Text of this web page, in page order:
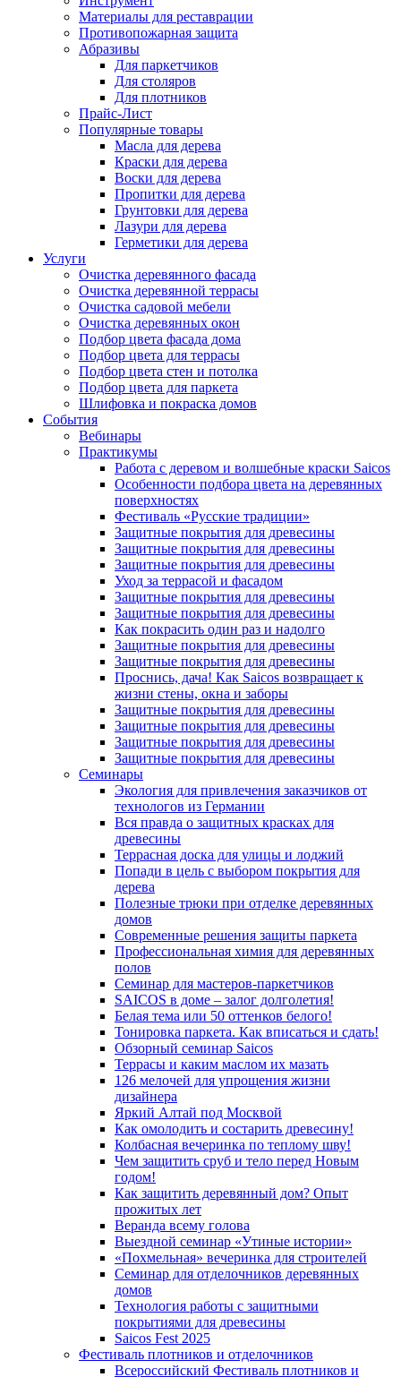
Материалы для реставрации
Противопожарная защита
Абразивы
Для паркетчиков
Для столяров
Для плотников
Прайс-Лист
Популярные товары
Масла для дерева
Краски для дерева
Воски для дерева
Пропитки для дерева
Грунтовки для дерева
Лазури для дерева
Герметики для дерева
Услуги
Очистка деревянного фасада
Очистка деревянной террасы
Очистка садовой мебели
Очистка деревянных окон
Подбор цвета фасада дома
Подбор цвета для террасы
Подбор цвета стен и потолка
Подбор цвета для паркета
Шлифовка и покраска домов
События
Вебинары
Практикумы
Работа с деревом и волшебные краски Saicos
Особенности подбора цвета на деревянных
поверхностях
Фестиваль «Русские традиции»
Защитные покрытия для древесины
Защитные покрытия для древесины
Защитные покрытия для древесины
Уход за террасой и фасадом
Защитные покрытия для древесины
Защитные покрытия для древесины
Как покрасить один раз и надолго
Защитные покрытия для древесины
Защитные покрытия для древесины
Проснись, дача! Как Saicos возвращает к
жизни стены, окна и заборы
Защитные покрытия для древесины
Защитные покрытия для древесины
Защитные покрытия для древесины
Защитные покрытия для древесины
Семинары
Экология для привлечения заказчиков от
технологов из Германии
Вся правда о защитных красках для
древесины
Террасная доска для улицы и лоджий
Попади в цель с выбором покрытия для
дерева
Полезные трюки при отделке деревянных
домов
Современные решения защиты паркета
Профессиональная химия для деревянных
полов
Семинар для мастеров-паркетчиков
SAICOS в доме – залог долголетия!
Белая тема или 50 оттенков белого!
Тонировка паркета. Как вписаться и сдать!
Обзорный семинар Saicos
Террасы и каким маслом их мазать
126 мелочей для упрощения жизни
дизайнера
Яркий Алтай под Москвой
Как омолодить и состарить древесину!
Колбасная вечеринка по теплому шву!
Чем защитить сруб и тело перед Новым
годом!
Как защитить деревянный дом? Опыт
прожитых лет
Веранда всему голова
Выездной семинар «Утиные истории»
«Похмельная» вечеринка для строителей
Семинар для отделочников деревянных
домов
Технология работы с защитными
покрытиями для древесины
Saicos Fest 2025
Фестиваль плотников и отделочников
Всероссийский Фестиваль плотников и